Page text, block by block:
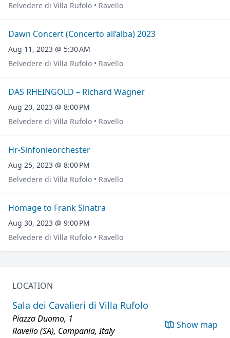
Belvedere di Villa Rufolo • Ravello
Dawn Concert (Concerto all’alba) 2023
Aug 11, 2023 @ 5:30 AM
Belvedere di Villa Rufolo • Ravello
DAS RHEINGOLD – Richard Wagner
Aug 20, 2023 @ 8:00 PM
Belvedere di Villa Rufolo • Ravello
Hr-Sinfonieorchester
Aug 25, 2023 @ 8:00 PM
Belvedere di Villa Rufolo • Ravello
Homage to Frank Sinatra
Aug 30, 2023 @ 9:00 PM
Belvedere di Villa Rufolo • Ravello
LOCATION
Sala dei Cavalieri di Villa Rufolo
Piazza Duomo, 1
Ravello (SA), Campania, Italy
Show map